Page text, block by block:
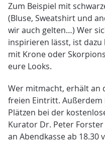
Zum Beispiel mit
(Bluse, Sweatshirt und
wir auch gelten…) Wer
inspirieren lässt, ist
mit Krone oder
eure Looks.
Wer mitmacht, erhält an
freien Eintritt. Außerdem
Plätzen bei der
Kurator Dr. Peter
an Abendkasse ab 18.30